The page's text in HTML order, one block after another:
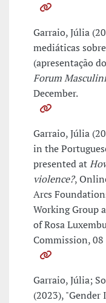
Garraio, Júlia
mediáticas
(apresentação
Forum
December.
Garraio, Júlia
in the
presented at
violence?,
Arcs
Working Group
of Rosa
Commission, 08
Garraio, Júlia;
(2023),